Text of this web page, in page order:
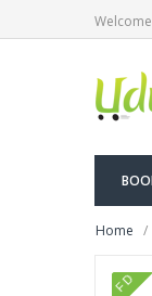
Home
FD